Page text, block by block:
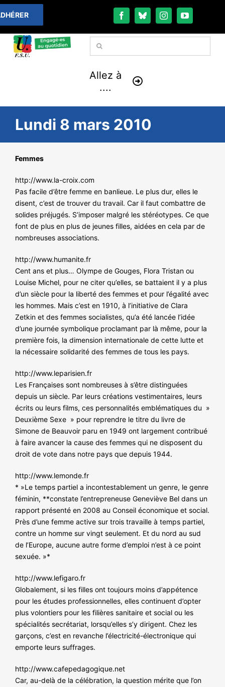
Passer
au
contenu
Rechercher:
Allez à
....
À LA UNE
THÉMATIQUES
COMMUNIQUÉS
NOS ACTIONS
Lundi 8 mars 2010
Femmes
http://www.la-croix.com
Pas facile d’être femme en banlieue. Le plus dur, elles le
disent, c’est de trouver du travail. Car il faut combattre de
solides préjugés. S’imposer malgré les stéréotypes. Ce que
font de plus en plus de jeunes filles, aidées en cela par de
nombreuses associations.
http://www.humanite.fr
Cent ans et plus… Olympe de Gouges, Flora Tristan ou
Louise Michel, pour ne citer qu’elles, se battaient il y a plus
d’un siècle pour la liberté des femmes et pour l’égalité avec
les hommes. Mais c’est en 1910, à l’initiative de Clara
Zetkin et des femmes socialistes, qu’a été lancée l’idée
d’une journée symbolique proclamant par là même, pour la
première fois, la dimension internationale de cette lutte et
la nécessaire solidarité des femmes de tous les pays.
http://www.leparisien.fr
Les Françaises sont nombreuses à s’être distinguées
depuis un siècle. Par leurs créations vestimentaires, leurs
écrits ou leurs films, ces personnalités emblématiques du »
Deuxième Sexe » pour reprendre le titre du livre de
Simone de Beauvoir paru en 1949 ont largement contribué
à faire avancer la cause des femmes qui ne disposent du
droit de vote dans notre pays que depuis 1944.
http://www.lemonde.fr
* »Le temps partiel a incontestablement un genre, le genre
féminin, **constate l’entrepreneuse Geneviève Bel dans un
rapport présenté en 2008 au Conseil économique et social.
Près d’une femme active sur trois travaille à temps partiel,
contre un homme sur vingt seulement. Et du nord au sud
de l’Europe, aucune autre forme d’emploi n’est à ce point
sexuée. »*
http://www.lefigaro.fr
Globalement, si les filles ont toujours moins d’appétence
pour les études professionnelles, elles continuent d’opter
plus volontiers pour les filières sanitaire et social ou les
spécialités secrétariat, lorsqu’elles s’y dirigent. Chez les
garçons, c’est en revanche l’électricité-électronique qui
emporte leurs suffrages.
http://www.cafepedagogique.net
Car, au-delà de la célébration, la question mérite que l’on